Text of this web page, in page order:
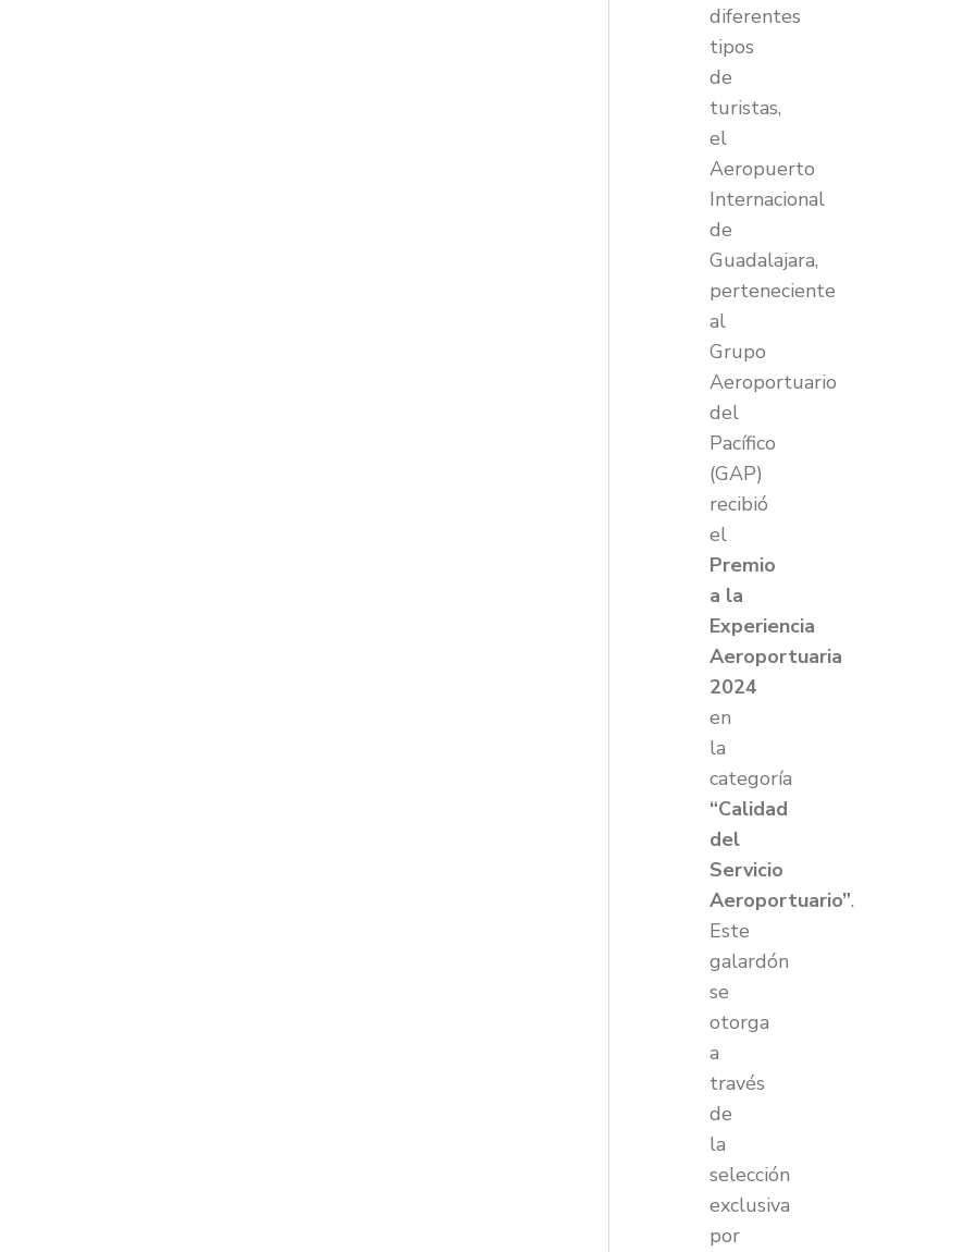
diferentes
tipos
de
turistas,
el
Aeropuerto
Internacional
de
Guadalajara,
perteneciente
al
Grupo
Aeroportuario
del
Pacífico
(GAP)
recibió
el
Premio
a la
Experiencia
Aeroportuaria
2024
en
la
categoría
“Calidad
del
Servicio
Aeroportuario”.
Este
galardón
se
otorga
a
través
de
la
selección
exclusiva
por